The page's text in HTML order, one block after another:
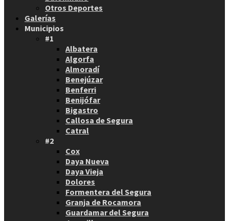
Otros Deportes
Galerías
Municipios
#1
Albatera
Algorfa
Almoradí
Benejúzar
Benferri
Benijófar
Bigastro
Callosa de Segura
Catral
#2
Cox
Daya Nueva
Daya Vieja
Dolores
Formentera del Segura
Granja de Rocamora
Guardamar del Segura